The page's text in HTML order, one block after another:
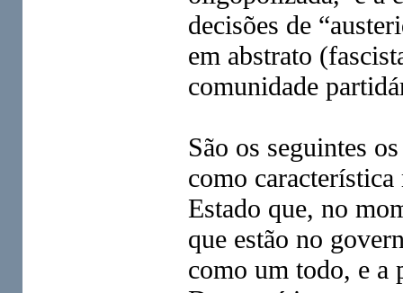
decisões de
em abstrato
comunidade
São os seguintes
como
Estado que, no
que estão no
como um todo, e a